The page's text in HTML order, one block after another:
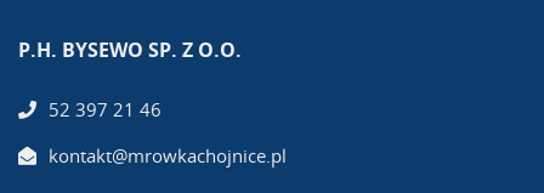
P.H. BYSEWO SP. Z O.O.
52 397 21 46
kontakt@mrowkachojnice.pl